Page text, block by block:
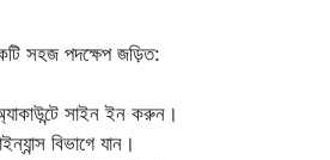
সহজ পদক্ষেপ জড়িত:
অ্যাকাউন্টে সাইন ইন করুন।
বিভাগে যান।